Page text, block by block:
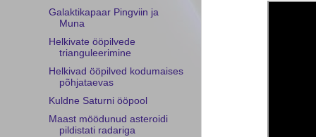
Galaktikapaar Pingviin ja
Muna
Helkivate ööpilvede
trianguleerimine
Helkivad ööpilved kodumaises
põhjataevas
Kuldne Saturni ööpool
Maast möödunud asteroidi
pildistati radariga